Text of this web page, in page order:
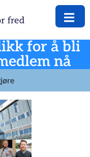
for å bli
nå